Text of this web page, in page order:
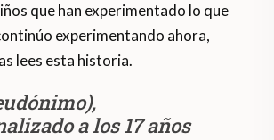
que han experimentado lo que
experimentando ahora,
lees esta historia.
a los 17 años